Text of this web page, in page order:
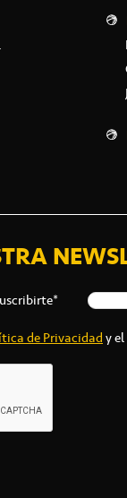
de Privacidady el